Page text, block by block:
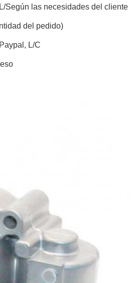
Según las necesidades del cliente
del pedido)
L/C